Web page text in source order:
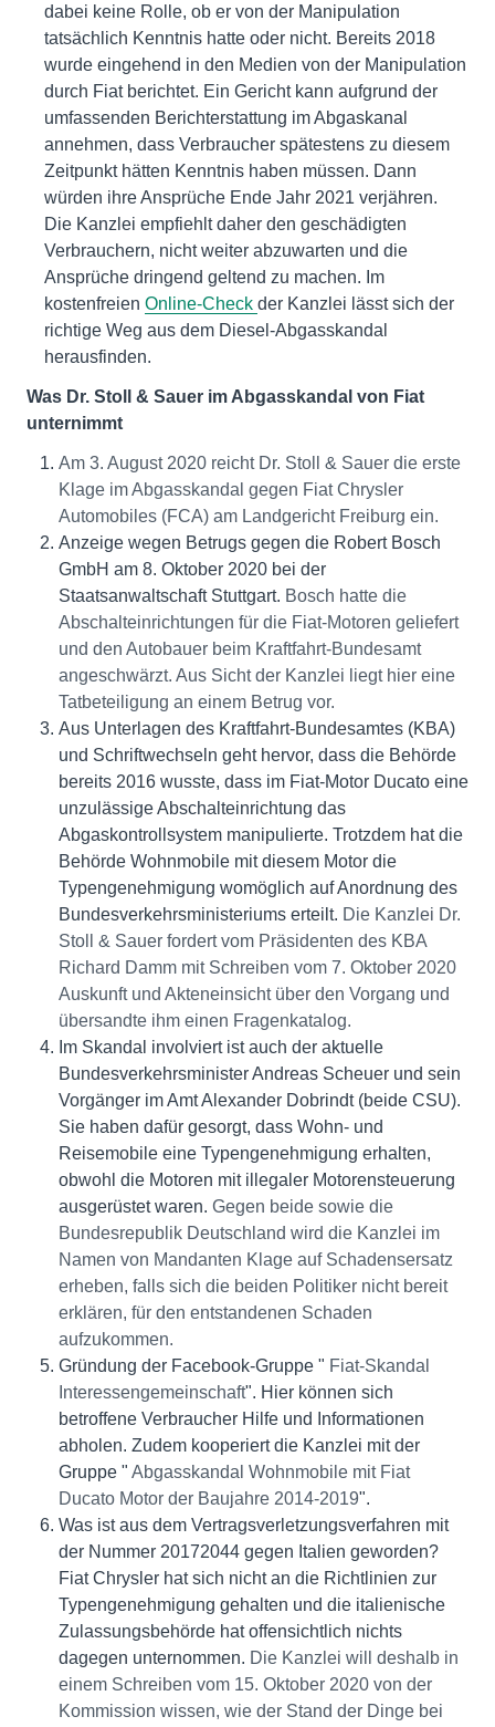
dabei keine Rolle, ob er von der Manipulation
tatsächlich Kenntnis hatte oder nicht. Bereits 2018
wurde eingehend in den Medien von der Manipulation
durch Fiat berichtet. Ein Gericht kann aufgrund der
umfassenden Berichterstattung im Abgaskanal
annehmen, dass Verbraucher spätestens zu diesem
Zeitpunkt hätten Kenntnis haben müssen. Dann
würden ihre Ansprüche Ende Jahr 2021 verjähren.
Die Kanzlei empfiehlt daher den geschädigten
Verbrauchern, nicht weiter abzuwarten und die
Ansprüche dringend geltend zu machen. Im
kostenfreien Online-Check der Kanzlei lässt sich der
richtige Weg aus dem Diesel-Abgasskandal
herausfinden.
Was Dr. Stoll & Sauer im Abgasskandal von Fiat
unternimmt
Am 3. August 2020 reicht Dr. Stoll & Sauer die erste
Klage im Abgasskandal gegen Fiat Chrysler
Automobiles (FCA) am Landgericht Freiburg ein.
Anzeige wegen Betrugs gegen die Robert Bosch
GmbH am 8. Oktober 2020 bei der
Staatsanwaltschaft Stuttgart. Bosch hatte die
Abschalteinrichtungen für die Fiat-Motoren geliefert
und den Autobauer beim Kraftfahrt-Bundesamt
angeschwärzt. Aus Sicht der Kanzlei liegt hier eine
Tatbeteiligung an einem Betrug vor.
Aus Unterlagen des Kraftfahrt-Bundesamtes (KBA)
und Schriftwechseln geht hervor, dass die Behörde
bereits 2016 wusste, dass im Fiat-Motor Ducato eine
unzulässige Abschalteinrichtung das
Abgaskontrollsystem manipulierte. Trotzdem hat die
Behörde Wohnmobile mit diesem Motor die
Typengenehmigung womöglich auf Anordnung des
Bundesverkehrsministeriums erteilt. Die Kanzlei Dr.
Stoll & Sauer fordert vom Präsidenten des KBA
Richard Damm mit Schreiben vom 7. Oktober 2020
Auskunft und Akteneinsicht über den Vorgang und
übersandte ihm einen Fragenkatalog.
Im Skandal involviert ist auch der aktuelle
Bundesverkehrsminister Andreas Scheuer und sein
Vorgänger im Amt Alexander Dobrindt (beide CSU).
Sie haben dafür gesorgt, dass Wohn- und
Reisemobile eine Typengenehmigung erhalten,
obwohl die Motoren mit illegaler Motorensteuerung
ausgerüstet waren. Gegen beide sowie die
Bundesrepublik Deutschland wird die Kanzlei im
Namen von Mandanten Klage auf Schadensersatz
erheben, falls sich die beiden Politiker nicht bereit
erklären, für den entstandenen Schaden
aufzukommen.
Gründung der Facebook-Gruppe " Fiat-Skandal
Interessengemeinschaft". Hier können sich
betroffene Verbraucher Hilfe und Informationen
abholen. Zudem kooperiert die Kanzlei mit der
Gruppe " Abgasskandal Wohnmobile mit Fiat
Ducato Motor der Baujahre 2014-2019".
Was ist aus dem Vertragsverletzungsverfahren mit
der Nummer 20172044 gegen Italien geworden?
Fiat Chrysler hat sich nicht an die Richtlinien zur
Typengenehmigung gehalten und die italienische
Zulassungsbehörde hat offensichtlich nichts
dagegen unternommen. Die Kanzlei will deshalb in
einem Schreiben vom 15. Oktober 2020 von der
Kommission wissen, wie der Stand der Dinge bei